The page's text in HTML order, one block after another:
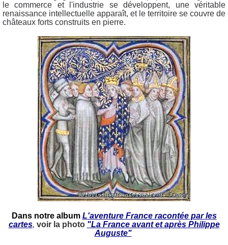
le commerce et l'industrie se développent, une véritable
renaissance intellectuelle apparaît, et le territoire se couvre de
châteaux forts construits en pierre.
Dans notre album L'aventure France racontée par les
cartes, voir la photo "La France avant et après Philippe
Auguste"